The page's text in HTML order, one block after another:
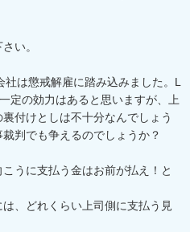
い。
は懲戒解雇に踏み込みました。L
定の効力はあると思いますが、上
付けとしは不十分なんでしょう
判でも争えるのでしょうか？
うに支払う金はお前が払え！と
、どれくらい上司側に支払う見